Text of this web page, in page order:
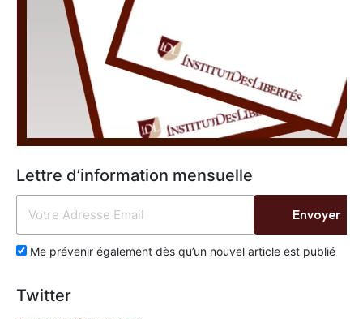
Lettre d’information mensuelle
Me prévenir également dès qu’un nouvel article est publié
Envoyer
Twitter